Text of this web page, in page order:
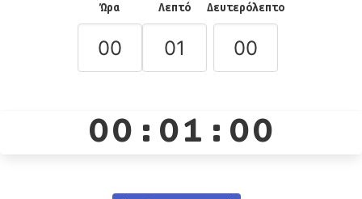
Ώρα Λεπτό Δευτερόλεπτο
00:01:00